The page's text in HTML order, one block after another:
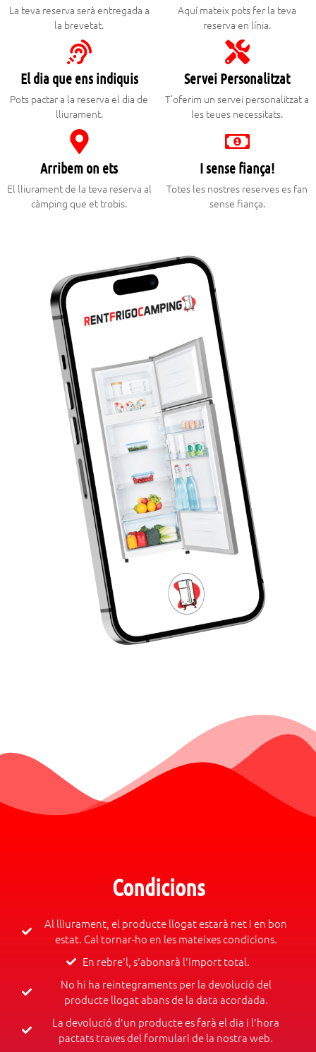
La teva reserva serà entregada a
la brevetat.
El dia que ens indiquis
Pots pactar a la reserva el dia de
lliurament.
Arribem on ets
El lliurament de la teva reserva al
càmping que et trobis.
Aquí mateix pots fer la teva
reserva en línia.
Servei Personalitzat
T'oferim un servei personalitzat a
les teues necessitats.
I sense fiança!
Totes les nostres reserves es fan
sense fiança.
Condicions
Al lliurament, el producte llogat estarà net i en bon
estat. Cal tornar-ho en les mateixes condicions.
En rebre'l, s'abonarà l'import total.
No hi ha reintegraments per la devolució del
producte llogat abans de la data acordada.
La devolució d'un producte es farà el dia i l'hora
pactats traves del formulari de la nostra web.